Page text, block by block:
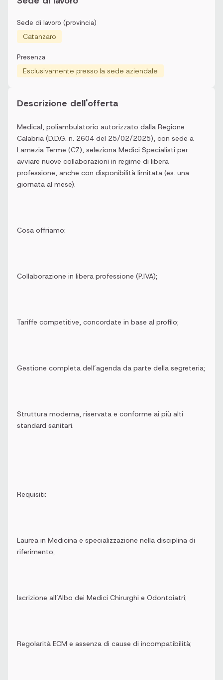
Sede di lavoro (provincia)
Catanzaro
Presenza
Esclusivamente presso la sede aziendale
Descrizione dell'offerta
Medical, poliambulatorio autorizzato dalla Regione
Calabria (D.D.G. n. 2604 del 25/02/2025), con sede a
Lamezia Terme (CZ), seleziona Medici Specialisti per
avviare nuove collaborazioni in regime di libera
professione, anche con disponibilità limitata (es. una
giornata al mese).
Cosa offriamo:
Collaborazione in libera professione (P.IVA);
Tariffe competitive, concordate in base al profilo;
Gestione completa dell’agenda da parte della segreteria;
Struttura moderna, riservata e conforme ai più alti
standard sanitari.
Requisiti:
Laurea in Medicina e specializzazione nella disciplina di
riferimento;
Iscrizione all’Albo dei Medici Chirurghi e Odontoiatri;
Regolarità ECM e assenza di cause di incompatibilità;